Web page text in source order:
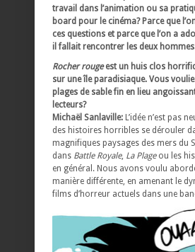
travail dans l’animation ou sa
board pour le cinéma? Parce que
ces questions et parce que l’on a
il fallait rencontrer les deux
Rocher rougeest un huis clos
sur une île paradisiaque. Vous
plages de sable fin en lieu
lecteurs?
Michaël Sanlaville: L’idée n’est pas
des histoires horribles se dérouler
magnifiques paysages des mers du
dans Battle Royale, La Plageou les
en général. Nous avons voulu
manière différente, en amenant le
films d’horreur actuels dans une